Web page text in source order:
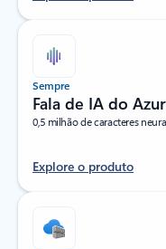
Sempre
Fala de IA do
0,5 milhão de caracteres
Explore o produto